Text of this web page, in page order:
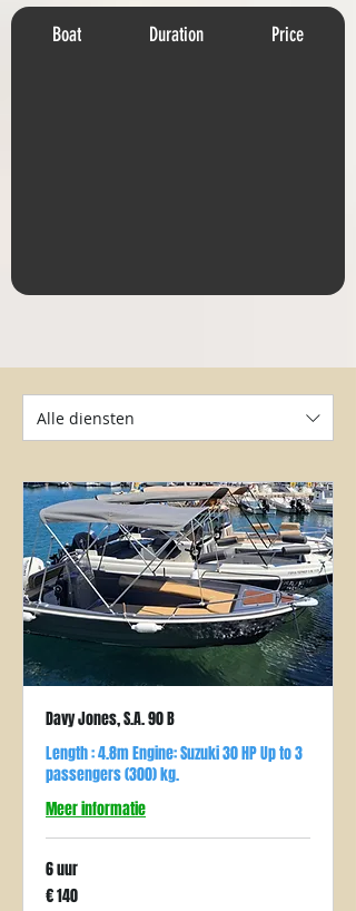
Boat Duration Price
Alle diensten
Davy Jones, S.A. 90 B
Length : 4.8m Engine: Suzuki 30 HP Up to 3
passengers (300) kg.
Meer informatie
6 uur
140
euro
€ 140